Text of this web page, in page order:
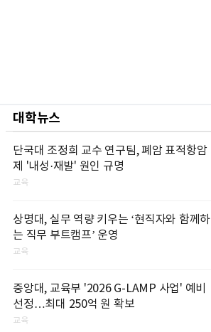
대학뉴스
단국대 조정희 교수 연구팀, 폐암 표적항암
제 '내성·재발' 원인 규명
교육
상명대, 실무 역량 키우는 ‘현직자와 함께하
는 직무 부트캠프’ 운영
교육
중앙대, 교육부 '2026 G-LAMP 사업' 예비
선정…최대 250억 원 확보
교육